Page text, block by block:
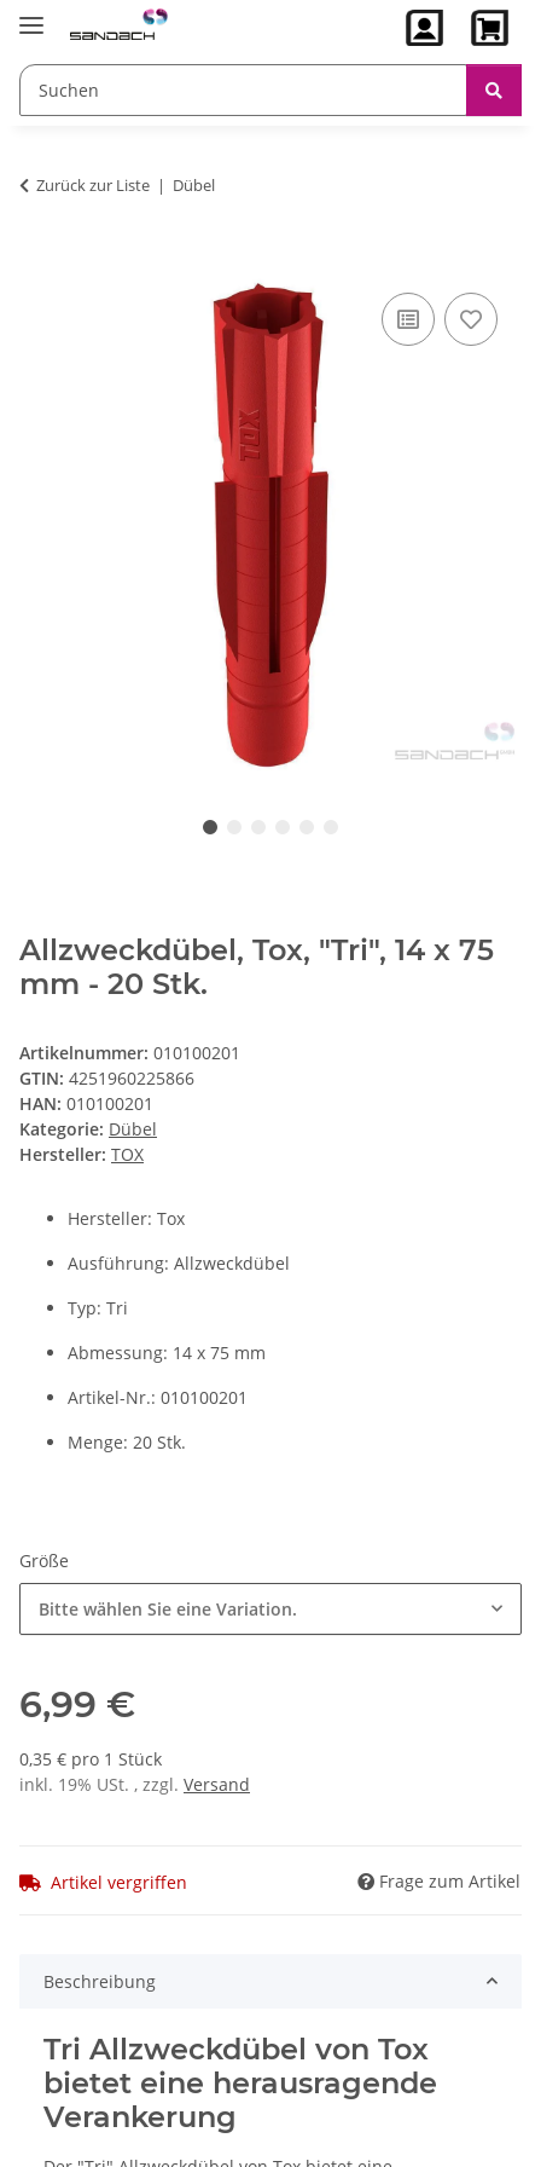
Zurück zur Liste Dübel
Allzweckdübel, Tox, "Tri", 14 x 75
mm - 20 Stk.
Artikelnummer: 010100201
GTIN: 4251960225866
HAN: 010100201
Kategorie: Dübel
Hersteller: TOX
Hersteller: Tox
Ausführung: Allzweckdübel
Typ: Tri
Abmessung: 14 x 75 mm
Artikel-Nr.: 010100201
Menge: 20 Stk.
Größe
Bitte wählen Sie eine Variation.
6,99 €
0,35 € pro 1 Stück
inkl. 19% USt. , zzgl. Versand
Artikel vergriffen Frage zum Artikel
Beschreibung
Tri Allzweckdübel von Tox
bietet eine herausragende
Verankerung